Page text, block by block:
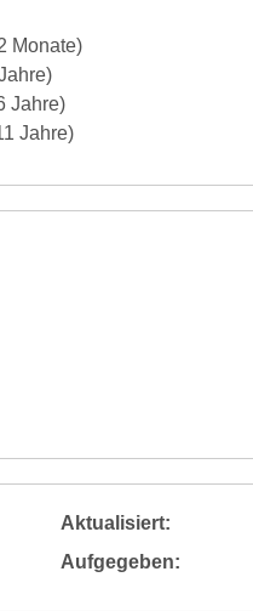
Monate)
Jahre)
Jahre)
Aktualisiert:
Aufgegeben: